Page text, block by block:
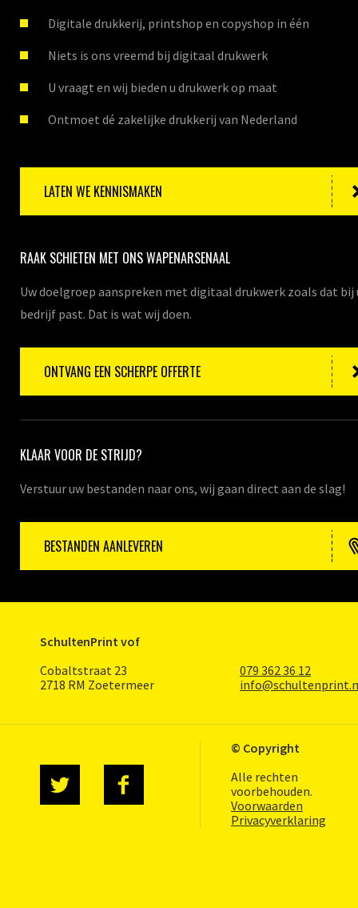
Digitale drukkerij, printshop en copyshop in één
Niets is ons vreemd bij digitaal drukwerk
U vraagt en wij bieden u drukwerk op maat
Ontmoet dé zakelijke drukkerij van Nederland
LATEN WE KENNISMAKEN
RAAK SCHIETEN MET ONS WAPENARSENAAL
Uw doelgroep aanspreken met digitaal drukwerk zoals dat bij
bedrijf past. Dat is wat wij doen.
ONTVANG EEN SCHERPE OFFERTE
KLAAR VOOR DE STRIJD?
Verstuur uw bestanden naar ons, wij gaan direct aan de slag!
BESTANDEN AANLEVEREN
SchultenPrint vof
Cobaltstraat 23
2718 RM Zoetermeer
079 362 36 12
© Copyright
Alle rechten
voorbehouden.
Voorwaarden
Privacyverklaring